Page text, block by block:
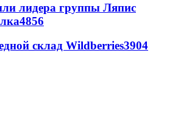
лидера группы Ляпис
4856
склад Wildberries3904